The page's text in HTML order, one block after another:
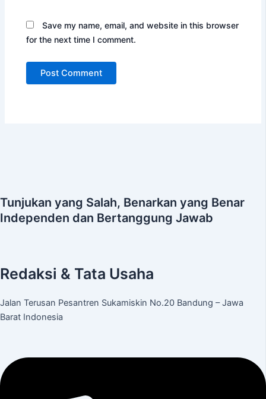
Save my name, email, and website in this browser
for the next time I comment.
Tunjukan yang Salah, Benarkan yang Benar
Independen dan Bertanggung Jawab
Redaksi & Tata Usaha
Jalan Terusan Pesantren Sukamiskin No.20 Bandung – Jawa
Barat Indonesia